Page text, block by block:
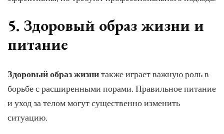
5. Здоровый образ жизни и
питание
Здоровый образ жизнитакже играет важную роль в
борьбе с расширенными порами. Правильное питание
и уход за телом могут существенно изменить
ситуацию.